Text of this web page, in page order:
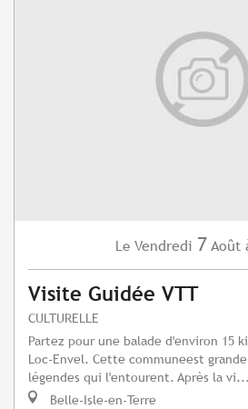
Le Vendredi 7 Août
Visite Guidée VTT
CULTURELLE
Partez pour une balade d'environ 15
Loc-Envel. Cette communeest
légendes qui l'entourent. Après la vi...
Belle-Isle-en-Terre